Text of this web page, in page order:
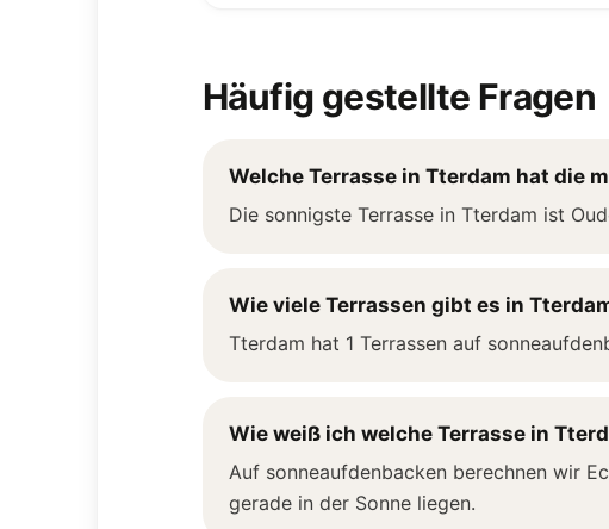
Häufig gestellte Fragen
Welche Terrasse in Tterdam hat die
Die sonnigste Terrasse in Tterdam ist
Wie viele Terrassen gibt es in
Tterdam hat 1 Terrassen auf
Wie weiß ich welche Terrasse in
Auf sonneaufdenbacken berechnen wir
gerade in der Sonne liegen.